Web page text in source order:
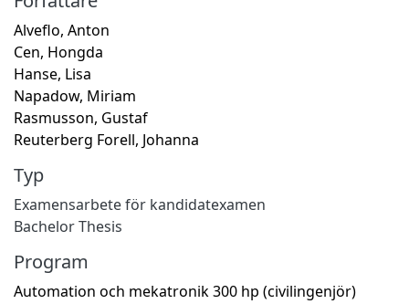
Alveflo, Anton
Cen, Hongda
Hanse, Lisa
Napadow, Miriam
Rasmusson, Gustaf
Reuterberg Forell, Johanna
Typ
Examensarbete för kandidatexamen
Bachelor Thesis
Program
Automation och mekatronik 300 hp (civilingenjör)